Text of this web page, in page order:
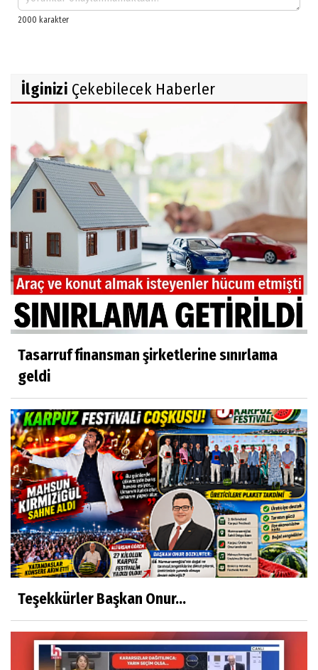
İlginizi Çekebilecek Haberler
Tasarruf finansman şirketlerine sınırlama
geldi
Teşekkürler Başkan Onur...